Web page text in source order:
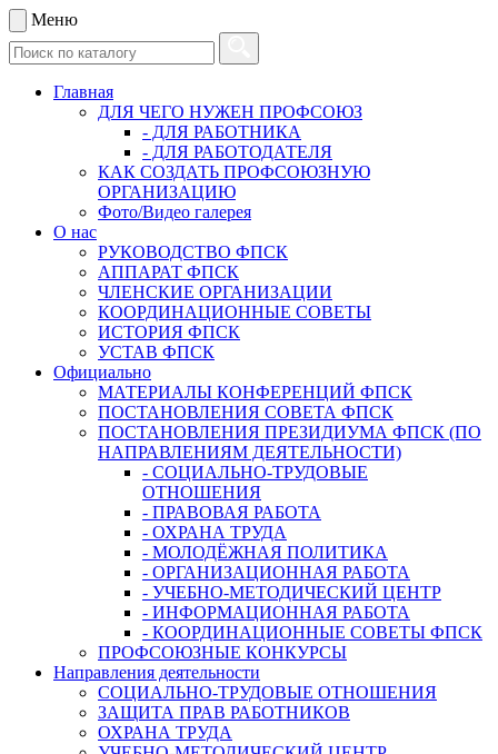
Меню
Главная
ДЛЯ ЧЕГО НУЖЕН ПРОФСОЮЗ
- ДЛЯ РАБОТНИКА
- ДЛЯ РАБОТОДАТЕЛЯ
КАК СОЗДАТЬ ПРОФСОЮЗНУЮ
ОРГАНИЗАЦИЮ
Фото/Видео галерея
О нас
РУКОВОДСТВО ФПСК
АППАРАТ ФПСК
ЧЛЕНСКИЕ ОРГАНИЗАЦИИ
КООРДИНАЦИОННЫЕ СОВЕТЫ
ИСТОРИЯ ФПСК
УСТАВ ФПСК
Официально
МАТЕРИАЛЫ КОНФЕРЕНЦИЙ ФПСК
ПОСТАНОВЛЕНИЯ СОВЕТА ФПСК
ПОСТАНОВЛЕНИЯ ПРЕЗИДИУМА ФПСК (ПО
НАПРАВЛЕНИЯМ ДЕЯТЕЛЬНОСТИ)
- СОЦИАЛЬНО-ТРУДОВЫЕ
ОТНОШЕНИЯ
- ПРАВОВАЯ РАБОТА
- ОХРАНА ТРУДА
- МОЛОДЁЖНАЯ ПОЛИТИКА
- ОРГАНИЗАЦИОННАЯ РАБОТА
- УЧЕБНО-МЕТОДИЧЕСКИЙ ЦЕНТР
- ИНФОРМАЦИОННАЯ РАБОТА
- КООРДИНАЦИОННЫЕ СОВЕТЫ ФПСК
ПРОФСОЮЗНЫЕ КОНКУРСЫ
Направления деятельности
СОЦИАЛЬНО-ТРУДОВЫЕ ОТНОШЕНИЯ
ЗАЩИТА ПРАВ РАБОТНИКОВ
ОХРАНА ТРУДА